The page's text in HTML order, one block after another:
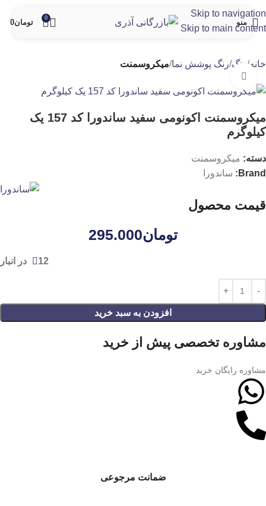
Skip to navigation
Skip to main content
منو
0
تومان0
خانه رنگ رنگ پوشش نما میکروسمنت
میکروسمنت اکونومی سفید ساندورا کد 157 یک
کیلوگرم
دسته: میکروسمنت
Brand:
ساندورا
قیمت محصول
تومان295.000
12 در انبار
افزودن به سبد خرید
مشاوره تخصصی پیش از خرید
مشاوره رایگان خرید
ضمانت مرجوعی